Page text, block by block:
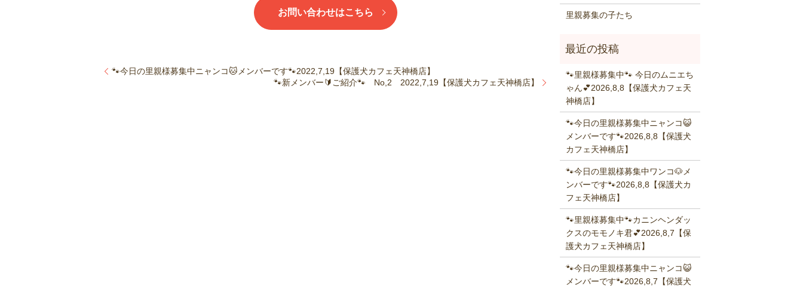
お問い合わせはこちら
🐾今日の里親様募集中ニャンコ🐱メンバーです🐾2022,7,19【保護犬カフェ天神橋店】
🐾新メンバー🔰ご紹介🐾 No,2 2022,7,19【保護犬カフェ天神橋店】
里親募集の子たち
🐾里親様募集中🐾 今日のムニエち
ゃん💕2026,8,8【保護犬カフェ天
神橋店】
🐾今日の里親様募集中ニャンコ😺
メンバーです🐾2026,8,8【保護犬
カフェ天神橋店】
🐾今日の里親様募集中ワンコ🐶メ
ンバーです🐾2026,8,8【保護犬カ
フェ天神橋店】
🐾里親様募集中🐾カニンヘンダッ
クスのモモノキ君💕2026,8,7【保
護犬カフェ天神橋店】
🐾今日の里親様募集中ニャンコ😺
メンバーです🐾2026,8,7【保護犬